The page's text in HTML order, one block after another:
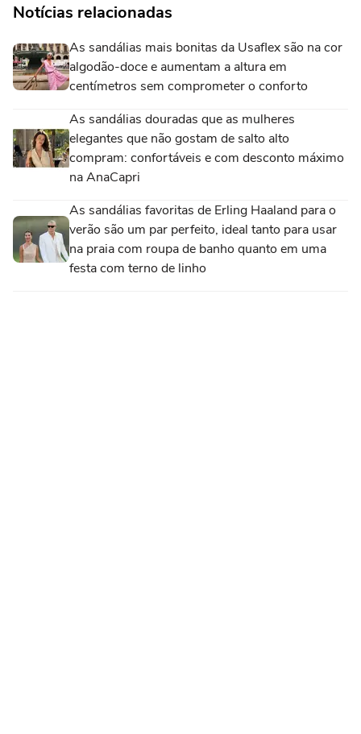
Notícias relacionadas
As sandálias mais bonitas da Usaflex são na cor
algodão-doce e aumentam a altura em
centímetros sem comprometer o conforto
As sandálias douradas que as mulheres
elegantes que não gostam de salto alto
compram: confortáveis e com desconto máximo
na AnaCapri
As sandálias favoritas de Erling Haaland para o
verão são um par perfeito, ideal tanto para usar
na praia com roupa de banho quanto em uma
festa com terno de linho